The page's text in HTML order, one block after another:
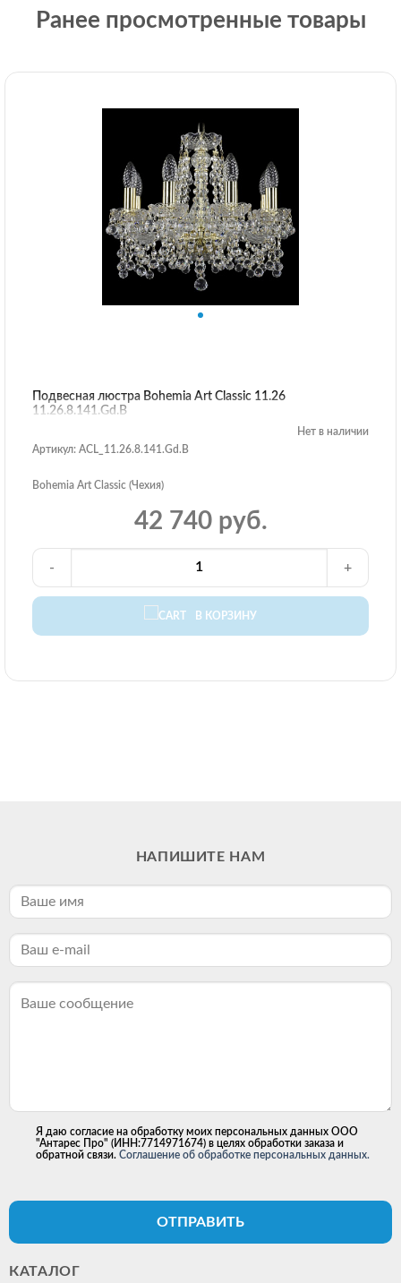
Ранее просмотренные товары
Подвесная люстра Bohemia Art Classic 11.26
11.26.8.141.Gd.B
Нет в наличии
Артикул: ACL_11.26.8.141.Gd.B
Bohemia Art Classic (Чехия)
42 740 руб.
В КОРЗИНУ
- +
НАПИШИТЕ НАМ
Я даю согласие на обработку моих персональных данных ООО
"Антарес Про" (ИНН:7714971674) в целях обработки заказа и
обратной связи. Соглашение об обработке персональных данных.
ОТПРАВИТЬ
КАТАЛОГ